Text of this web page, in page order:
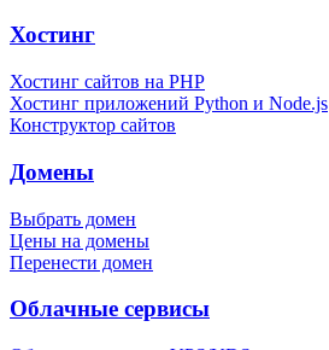
Хостинг
Хостинг сайтов на PHP
Хостинг приложений Python и Node.js
Конструктор сайтов
Домены
Выбрать домен
Цены на домены
Перенести домен
Облачные сервисы